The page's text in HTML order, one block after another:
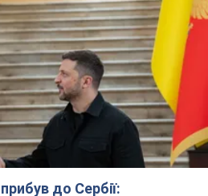
до Сербії:
Вучичем
до Бєлграда
створює для
на Лиманському напрямку
як це вдалося